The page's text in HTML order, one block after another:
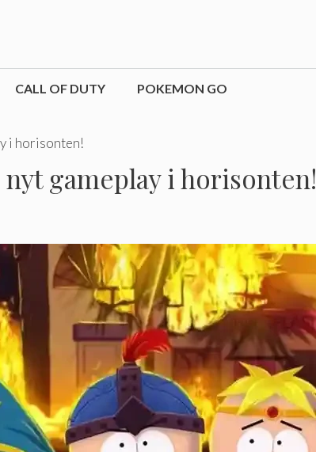
CALL OF DUTY POKEMON GO
i horisonten!
gameplay i horisonten!